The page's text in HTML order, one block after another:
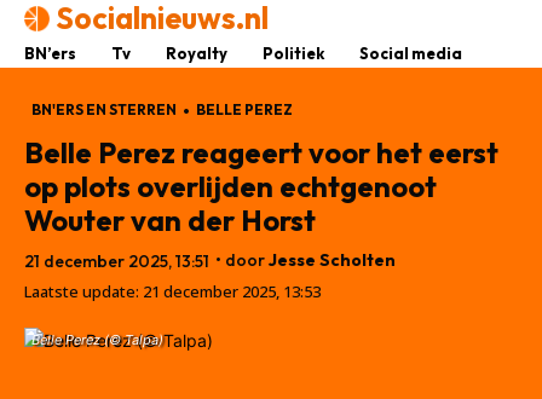
Socialnieuws.nl
BN’ers Tv Royalty Politiek Social media
BN'ERS EN STERREN BELLE PEREZ
Belle Perez reageert voor het eerst
op plots overlijden echtgenoot
Wouter van der Horst
21 december 2025, 13:51 • doorJesse Scholten
Laatste update: 21 december 2025, 13:53
Belle Perez (© Talpa)